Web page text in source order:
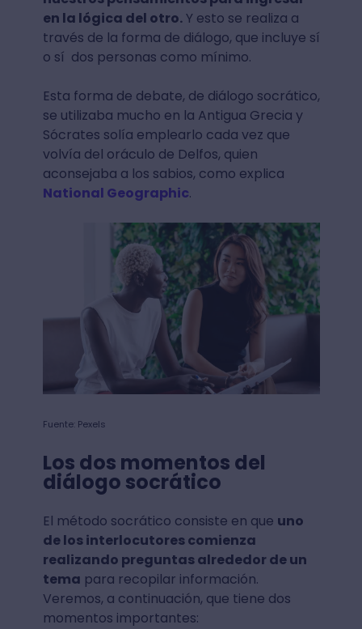
en la lógica del otro.Y esto se realiza a
través de la forma de diálogo, que incluye sí
o sí dos personas como mínimo.
Esta forma de debate, de diálogo socrático,
se utilizaba mucho en la Antigua Grecia y
Sócrates solía emplearlo cada vez que
volvía del oráculo de Delfos, quien
aconsejaba a los sabios, como explica
National Geographic.
Fuente: Pexels
Los dos momentos del
diálogo socrático
El método socrático consiste en que uno
de los interlocutores comienza
realizando preguntas alrededor de un
tema para recopilar información.
Veremos, a continuación, que tiene dos
momentos importantes: